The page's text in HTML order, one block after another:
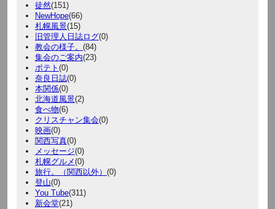
徒然(151)
NewHope(66)
札幌風景(15)
旧管理人日誌ログ(0)
教会の様子。 (84)
集会のご案内(23)
ポテト (0)
奈良日誌(0)
本関係(0)
北海道風景(2)
食べ物(6)
クリスチャン集会(0)
映画(0)
関西写真(0)
メッセージ(0)
札幌グルメ(0)
旅行。（関西以外） (0)
登山(0)
You Tube(311)
新会堂(21)